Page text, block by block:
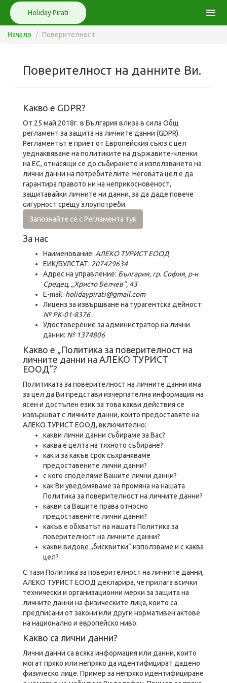
Holiday Pirati menu
Начало Поверителност
Поверителност на данните Ви.
Какво е GDPR?
От 25 май 2018г. в България влиза в сила Общ
регламент за защита на личните данни (GDPR).
Регламентът е приет от Европейския съюз с цел
уеднаквяване на политиките на държавите-членки
на ЕС, отнасящи се до събирането и използването на
лични данни на потребителите. Неговата цел е да
гарантира правото ни на неприкосновеност,
защитавайки личните ни данни, за да даде повече
сигурност срещу злоупотреби.
Запознайте се с Регламента тук
За нас
Наименование: АЛЕКО ТУРИСТ ЕООД
ЕИК/БУЛСТАТ: 207429634
Адрес на управление: България, гр. София, р-н
Средец, „Христо Белчев“, 43
E-mail: holidaypirati@gmail.com
Лиценз за извършване на турагентска дейност:
№ РК-01-8376
Удостоверение за администратор на лични
данни: № 1374806
Какво е „Политика за поверителност на
личните данни на АЛЕКО ТУРИСТ
ЕООД“?
Политиката за поверителност на личните данни има
за цел да Ви представи изчерпателна информация на
ясен и достъпен език за това какви действия се
извършват с личните данни, които предоставяте на
АЛЕКО ТУРИСТ ЕООД, включително:
какви лични данни събираме за Вас?
каква е целта на тяхното събиране?
как и за какъв срок съхраняваме
предоставените лични данни?
с кого споделяме Вашите лични данни?
как Ви уведомяваме за промяна на нашата
Политика за поверителност на личните данни?
какви са Вашите права относно
предоставените лични данни?
какъв е обхватът на нашата Политика за
поверителност на личните данни?
какви видове „бисквитки“ използваме и с каква
цел?
С тази Политика за поверителност на личните данни,
АЛЕКО ТУРИСТ ЕООД декларира, че прилага всички
технически и организационни мерки за защита на
личните данни на физическите лица, които са
предписани от закони или други нормативен актове
на национално и европейско ниво.
Какво са лични данни?
Лични данни са всяка информация или данни, които
могат пряко или непряко да идентифицират дадено
физическо лице. Пример за непряко идентифициране